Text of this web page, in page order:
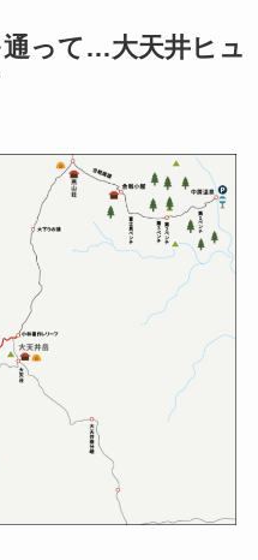
通って…大天井ヒュ